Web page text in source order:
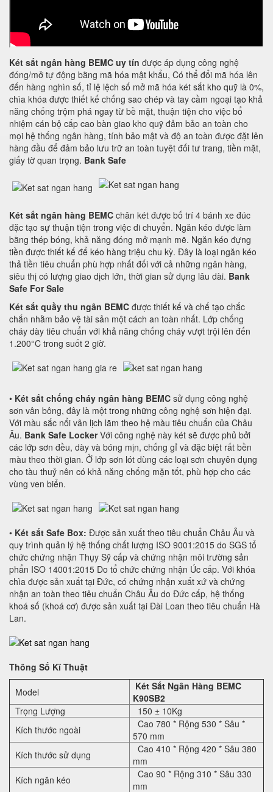
Két sắt ngân hàng BEMC uy tín được áp dụng công nghệ
đóng/mở tự động bằng mã hóa mật khẩu, Có thể đổi mã hóa lên
đến hàng nghìn số, tỉ lệ lệch số mở mã hóa két sắt kho quỹ là 0%,
chìa khóa được thiết kế chống sao chép và tay cầm ngoại tạo khả
năng chống trộm phá ngay từ bề mặt, thuận tiện cho việc bổ
nhiệm cán bộ cấp cao bàn giao kho quỹ đảm bảo an toàn cho
mọi hệ thống ngân hàng, tính bảo mật và độ an toàn được đặt lên
hàng đầu để đảm bảo lưu trữ an toàn tuyệt đối tư trang, tiền mặt,
giấy tờ quan trọng. Bank Safe
Két sắt ngân hàng BEMC chân két được bố trí 4 bánh xe đúc
đặc tạo sự thuận tiện trong việc di chuyển. Ngăn kéo được làm
bằng thép bóng, khả năng đóng mở mạnh mẽ. Ngăn kéo đựng
tiền được thiết kế để kéo hàng triệu chu kỳ. Đây là loại ngăn kéo
thả tiền tiêu chuẩn phù hợp nhất đối với cả những ngân hàng,
siêu thị có lượng giao dịch lớn, thời gian sử dụng lâu dài. Bank
Safe For Sale
Két sắt quầy thu ngân BEMC được thiết kế và chế tạo chắc
chắn nhằm bảo vệ tài sản một cách an toàn nhất. Lớp chống
cháy dày tiêu chuẩn với khả năng chống cháy vượt trội lên đến
1.200°C trong suốt 2 giờ.
• Két sắt chống cháy ngân hàng BEMC sử dụng công nghệ
sơn vân bông, đây là một trong những công nghệ sơn hiện đại.
Với màu sắc nổi vân lịch lãm theo hệ màu tiêu chuẩn của Châu
Âu. Bank Safe LockerVới công nghệ này két sẽ được phủ bởi
các lớp sơn đều, dày và bóng mịn, chống gỉ và đặc biệt rất bền
màu theo thời gian. Ở lớp sơn lót dùng các loại sơn chuyên dụng
cho tàu thuỷ nên có khả năng chống mặn tốt, phù hợp cho các
vùng ven biển.
• Két sắt Safe Box: Được sản xuất theo tiêu chuẩn Châu Âu và
quy trình quản lý hệ thống chất lượng ISO 9001:2015 do SGS tổ
chức chứng nhận Thụy Sỹ cấp và chứng nhận môi trường sản
phẩn ISO 14001:2015 Do tổ chức chứng nhận Úc cấp. Với khóa
chìa được sản xuất tại Đức, có chứng nhận xuất xứ và chứng
nhận an toàn theo tiêu chuẩn Châu Âu do Đức cấp, hệ thống
khoá số (khoá cơ) được sản xuất tại Đài Loan theo tiêu chuẩn Hà
Lan.
Thông Số Kĩ Thuật
Model
Két Sắt Ngân Hàng BEMC
K90SB2
Trọng Lượng
150 ± 10Kg
Kích thước ngoài
Cao 780 * Rộng 530 * Sâu *
570 mm
Kích thước sử dụng
Cao 410 * Rộng 420 * Sâu 380
mm
Kích ngăn kéo
Cao 90 * Rộng 310 * Sâu 330
mm